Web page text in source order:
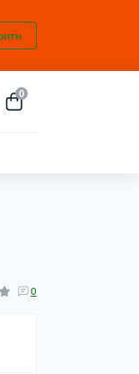
0
0